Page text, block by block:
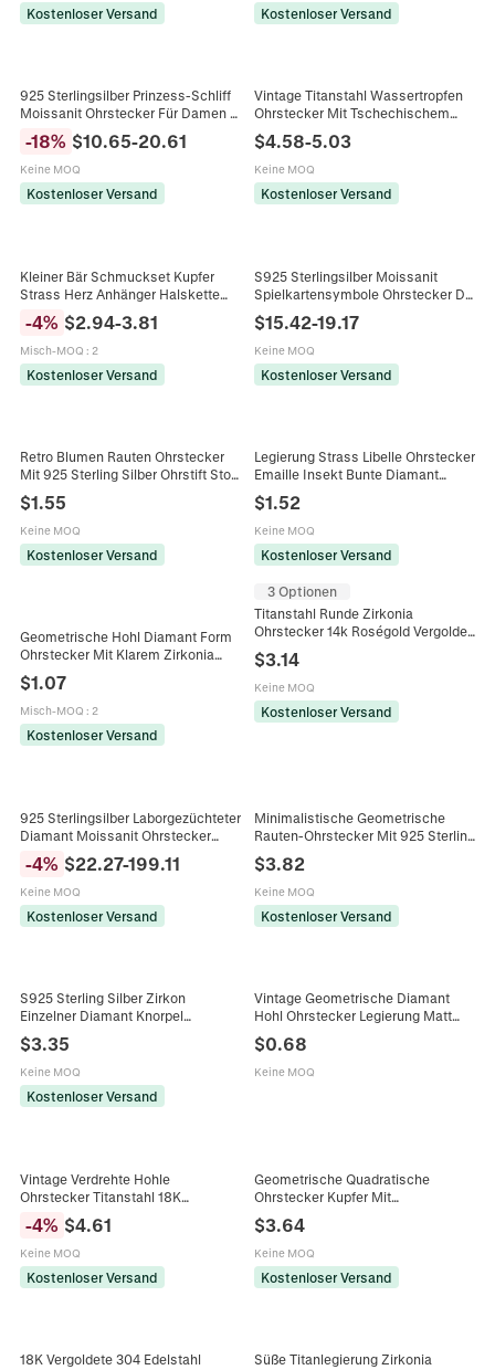
Kostenloser Versand Kostenloser Versand
925 Sterlingsilber Prinzess-Schliff
Moissanit Ohrstecker Für Damen 1
Karat Quadratisch Labor Diamant
Ohrringe Mit GRA Zertifikat
-18% $10.65-20.61
Keine MOQ
Kostenloser Versand
Vintage Titanstahl Wassertropfen
Ohrstecker Mit Tschechischem
Diamant Strass Gold Silber Plattiert
Schmuck Für Damen Geschenk
$4.58-5.03
Keine MOQ
Kostenloser Versand
Kleiner Bär Schmuckset Kupfer
Strass Herz Anhänger Halskette
Mode Geschenk Für Damen
-4% $2.94-3.81
Misch-MOQ : 2
Kostenloser Versand
S925 Sterlingsilber Moissanit
Spielkartensymbole Ohrstecker D
Ohrringe Für Damen
$15.42-19.17
Keine MOQ
Kostenloser Versand
Retro Blumen Rauten Ohrstecker
Mit 925 Sterling Silber Ohrstift Stoff
Leopard Polka Dot Vintage Für
Damen
$1.55
Keine MOQ
Kostenloser Versand
Legierung Strass Libelle Ohrstecker
Emaille Insekt Bunte Diamant
Ohrschmuck Für Damen Party
Hochzeit Geschenk
$1.52
Keine MOQ
Kostenloser Versand
Geometrische Hohl Diamant Form
Ohrstecker Mit Klarem Zirkonia
Legierung Gold Silber Plattiert
Ohrringe Für Damen Schmuck
$1.07
Misch-MOQ : 2
Kostenloser Versand
3 Optionen
Titanstahl Runde Zirkonia
Ohrstecker 14k Roségold Vergoldet
Minimalistische Einzelne Diamant
Ohrringe Für Damen Schmuck
Geschenk
$3.14
Keine MOQ
Kostenloser Versand
925 Sterlingsilber Laborgezüchteter
Diamant Moissanit Ohrstecker
Rundschliff Vier-Krallen-Einstellung
Ohrringe Für Unisex
-4% $22.27-199.11
Keine MOQ
Kostenloser Versand
Minimalistische Geometrische
Rauten-Ohrstecker Mit 925 Sterling
Silber Stift Premium Zirkonia Harz
Eingelegt Mode Pendeln Schmuck
Für Damen
$3.82
Keine MOQ
Kostenloser Versand
S925 Sterling Silber Zirkon
Einzelner Diamant Knorpel
Ohrstecker Minimalistische
Schraubverschluss Piercing
Ohrringe Damen Schmuck
$3.35
Keine MOQ
Kostenloser Versand
Vintage Geometrische Diamant
Hohl Ohrstecker Legierung Matt
Erdtöne Quadrat Metall Anhänger
Für Damen Mode Schmuck
$0.68
Keine MOQ
Vintage Verdrehte Hohle
Ohrstecker Titanstahl 18K
Diamant Strass Elegant Für Frauen
-4% $4.61
Keine MOQ
Kostenloser Versand
Geometrische Quadratische
Ohrstecker Kupfer Mit
Diamanten Minimalistischer
Modeschmuck Für Frauen Chic Stil
$3.64
Keine MOQ
Kostenloser Versand
18K Vergoldete 304 Edelstahl
Süße Titanlegierung Zirkonia